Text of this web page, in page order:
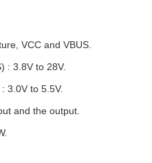
VCC and VBUS.
: 3.8V to 28V.
3.0V to 5.5V.
and the output.